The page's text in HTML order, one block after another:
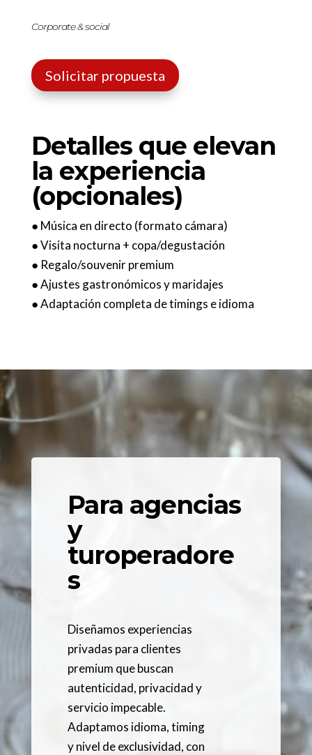
Corporate & social
Solicitar propuesta
Detalles que elevan
la experiencia
(opcionales)
● Música en directo (formato cámara)
● Visita nocturna + copa/degustación
● Regalo/souvenir premium
● Ajustes gastronómicos y maridajes
● Adaptación completa de timings e idioma
Para agencias
y
turoperadore
s
Diseñamos experiencias
privadas para clientes
premium que buscan
autenticidad, privacidad y
servicio impecable.
Adaptamos idioma, timing
y nivel de exclusividad, con